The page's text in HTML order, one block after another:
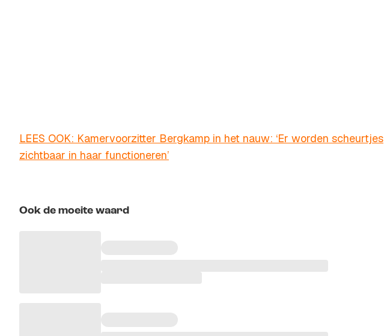
LEES OOK: Kamervoorzitter Bergkamp in het nauw: ‘Er worden scheurtjes
zichtbaar in haar functioneren’
Ook de moeite waard